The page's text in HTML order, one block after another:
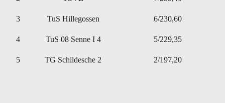
3 TuS Hillegossen 6/230,60
4 TuS 08 Senne I 4 5/229,35
5 TG Schildesche 2 2/197,20